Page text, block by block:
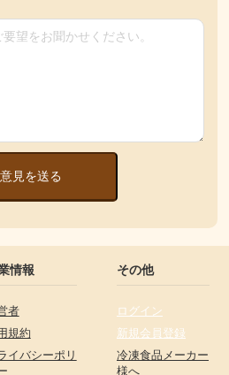
意見を送る
情報
者
規約
イバシーポリ
その他
ログイン
新規会員登録
冷凍食品メーカー
様へ